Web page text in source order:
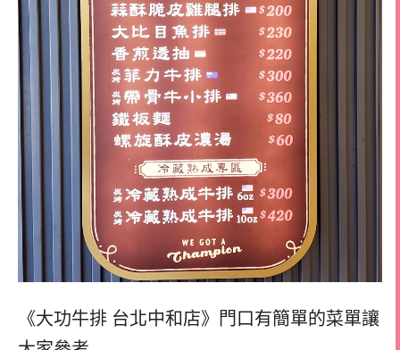
《大功牛排 台北中和店》門口有簡單的菜單讓